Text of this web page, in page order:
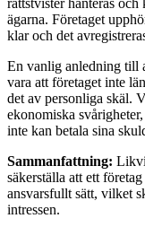
ägarna. Företaget
klar och det
En vanlig anledning till
vara att företaget inte
det av personliga skäl.
ekonomiska svårigheter,
inte kan betala sina
Sammanfattning:
säkerställa att ett
ansvarsfullt sätt, vilket
intressen.